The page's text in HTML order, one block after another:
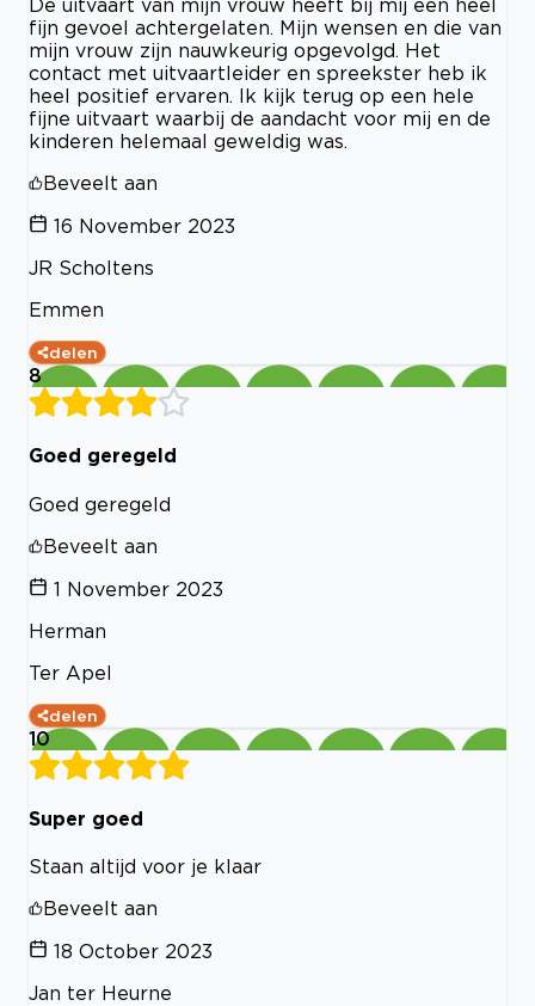
De uitvaart van mijn vrouw heeft bij mij een heel
fijn gevoel achtergelaten. Mijn wensen en die van
mijn vrouw zijn nauwkeurig opgevolgd. Het
contact met uitvaartleider en spreekster heb ik
heel positief ervaren. Ik kijk terug op een hele
fijne uitvaart waarbij de aandacht voor mij en de
kinderen helemaal geweldig was.
Beveelt aan
16 November 2023
JR Scholtens
Emmen
delen
8
Goed geregeld
Goed geregeld
Beveelt aan
1 November 2023
Herman
Ter Apel
delen
10
Super goed
Staan altijd voor je klaar
Beveelt aan
18 October 2023
Jan ter Heurne